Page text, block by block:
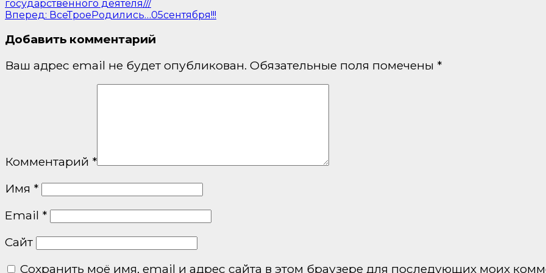
по
государственного деятеля///
Вперед: ВсеТроеРодились…05сентября!!!
Добавить комментарий
Ваш адрес email не будет опубликован. Обязательные поля помечены *
Комментарий *
Имя *
Email *
Сайт
Сохранить моё имя, email и адрес сайта в этом браузере для последующих моих